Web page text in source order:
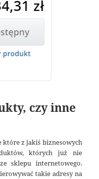
czy inne
które z jakiś biznesowych
których już nie
sklepu internetowego.
takie adresy na